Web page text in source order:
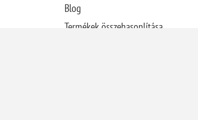
Blog
Termékek összehasonlítása